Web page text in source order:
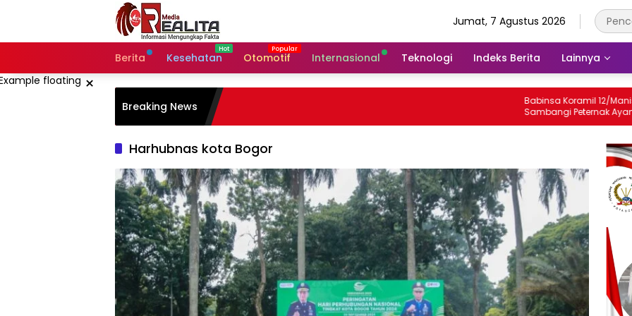
Jumat, 7 Agustus 2026
Berita Kesehatan Otomotif Internasional Teknologi Indeks Berita Lainnya
×
Breaking News
Babinsa Koramil 12/Manisrenggo
Sambangi Peternak Ayam Petelur,
Dukung Ketahanan Pangan Dan
Harhubnas kota Bogor